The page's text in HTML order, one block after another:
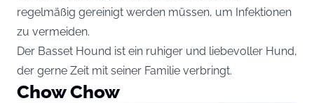
regelmäßig gereinigt werden müssen, um Infektionen
zu vermeiden.
Der Basset Hound ist ein ruhiger und liebevoller Hund,
der gerne Zeit mit seiner Familie verbringt.
Chow Chow